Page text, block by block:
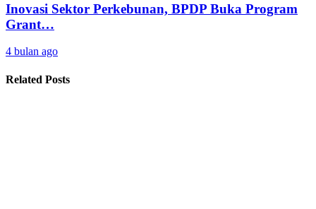
Inovasi Sektor Perkebunan, BPDP Buka Program
Grant…
4 bulan ago
Related Posts